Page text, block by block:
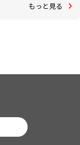
もっと見る